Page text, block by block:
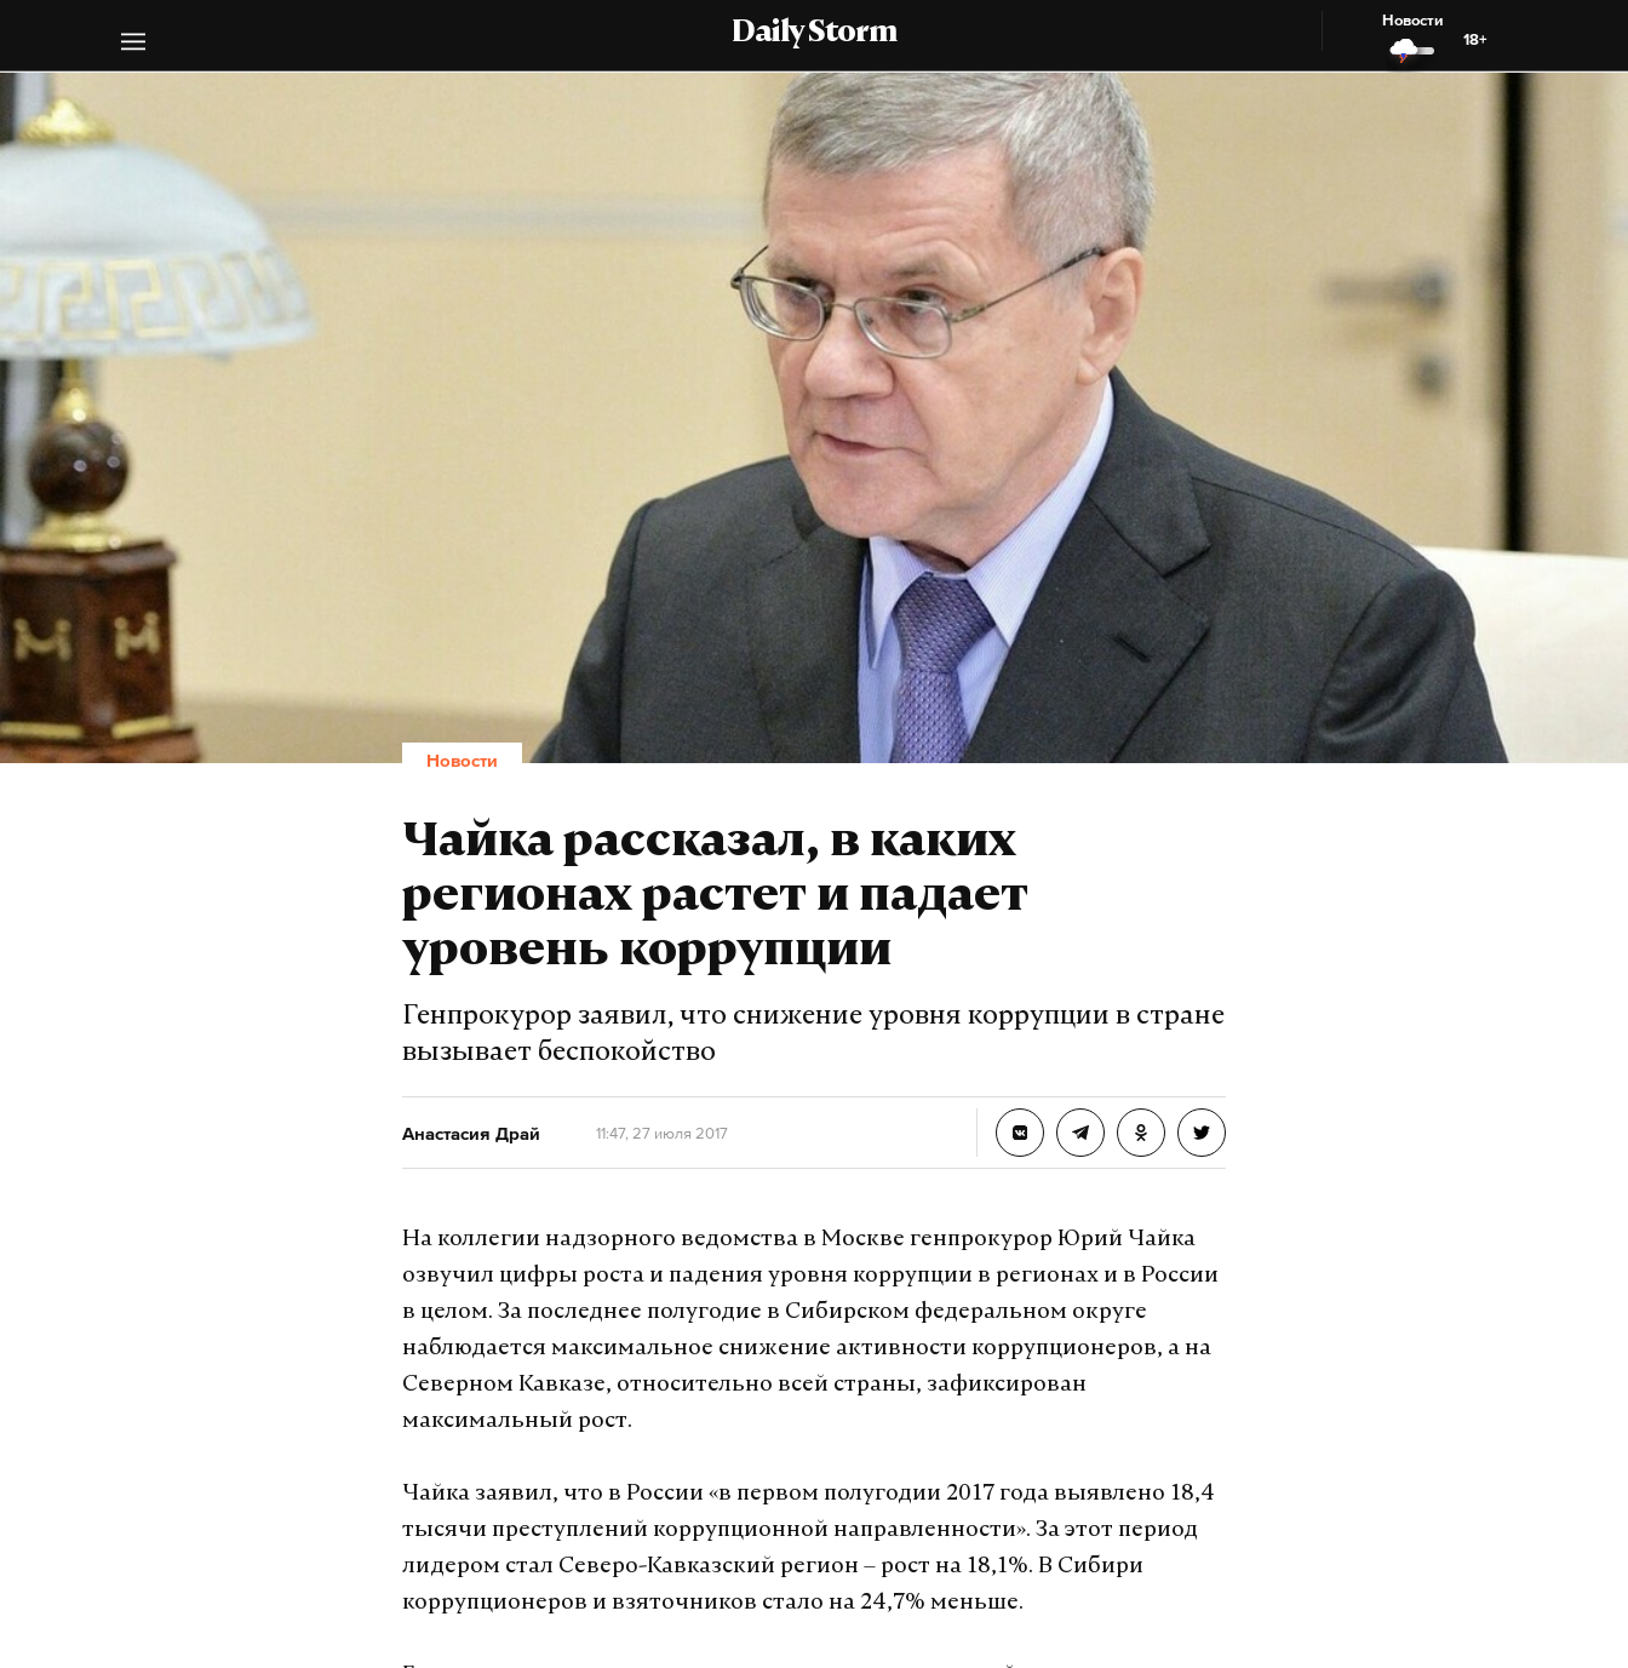
Daily Storm
Новости
18+
Новости
Чайка рассказал, в каких
регионах растет и падает
уровень коррупции
Генпрокурор заявил, что снижение уровня коррупции в стране
вызывает беспокойство
Анастасия Драй 11:47, 27 июля 2017
На коллегии надзорного ведомства в Москве генпрокурор Юрий Чайка
озвучил цифры роста и падения уровня коррупции в регионах и в России
в целом. За последнее полугодие в Сибирском федеральном округе
наблюдается максимальное снижение активности коррупционеров, а на
Северном Кавказе, относительно всей страны, зафиксирован
максимальный рост.
Чайка заявил, что в России «в первом полугодии 2017 года выявлено 18,4
тысячи преступлений коррупционной направленности». За этот период
лидером стал Северо-Кавказский регион – рост на 18,1%. В Сибири
коррупционеров и взяточников стало на 24,7% меньше.